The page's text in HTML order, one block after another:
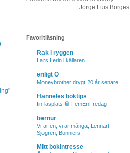
Jorge Luis Borges
Favoritläsning
Rak i ryggen
Lars Lerin i källaren
enligt O
Moneybrother drygt 20 år senare
Hanneles boktips
fin läsplats 📔 FemEnFredag
bernur
Vi är en, vi är många, Lennart
Sjögren, Bonniers
Mitt bokintresse